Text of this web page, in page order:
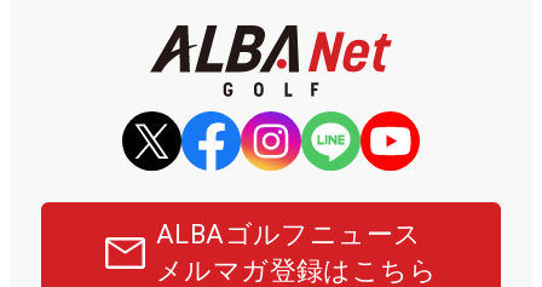
ALBAゴルフニュース
メルマガ登録はこちら